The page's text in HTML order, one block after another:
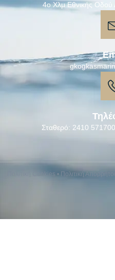
4ο Χλμ Εθνικής Οδού
Σταθερό: 2410
Πολιτική Cookies • Πολιτική